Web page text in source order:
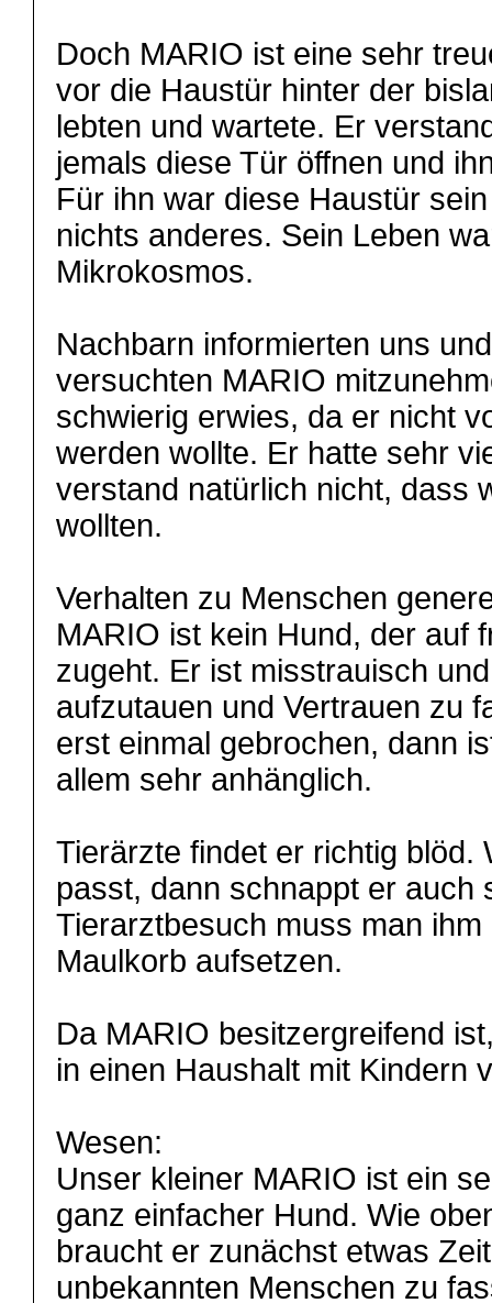
Doch MARIO ist eine sehr
vor die Haustür hinter der
lebten und wartete. Er
jemals diese Tür öffnen und
Für ihn war diese Haustür
nichts anderes. Sein Leben
Mikrokosmos.
Nachbarn informierten uns
versuchten MARIO
schwierig erwies, da er nicht
werden wollte. Er hatte sehr
verstand natürlich nicht, dass
wollten.
Verhalten zu Menschen
MARIO ist kein Hund, der auf
zugeht. Er ist misstrauisch
aufzutauen und Vertrauen zu
erst einmal gebrochen, dann
allem sehr anhänglich.
Tierärzte findet er richtig blöd.
passt, dann schnappt er auch
Tierarztbesuch muss man
Maulkorb aufsetzen.
Da MARIO besitzergreifend
in einen Haushalt mit Kindern
Wesen:
Unser kleiner MARIO ist ein
ganz einfacher Hund. Wie
braucht er zunächst etwas
unbekannten Menschen zu